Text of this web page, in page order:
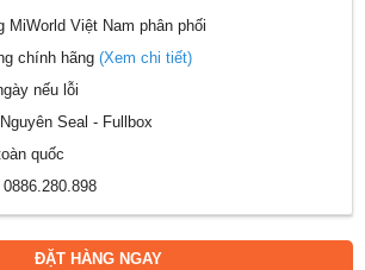
MiWorld Việt Nam phân phối
chính hãng (Xem chi tiết)
nếu lỗi
Seal - Fullbox
quốc
ĐẶT HÀNG NGAY